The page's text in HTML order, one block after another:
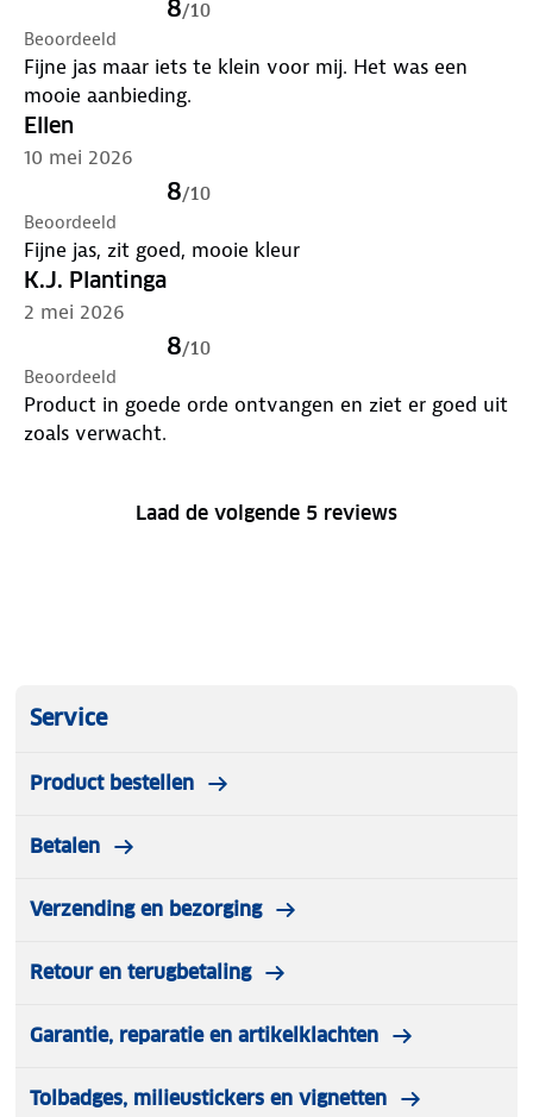
8/10
Beoordeeld
Fijne jas maar iets te klein voor mij. Het was een
mooie aanbieding.
Ellen
10 mei 2026
8/10
Beoordeeld
Fijne jas, zit goed, mooie kleur
K.J. Plantinga
2 mei 2026
8/10
Beoordeeld
Product in goede orde ontvangen en ziet er goed uit
zoals verwacht.
Laad de volgende 5 reviews
Service
Product bestellen
Betalen
Verzending en bezorging
Retour en terugbetaling
Garantie, reparatie en artikelklachten
Tolbadges, milieustickers en vignetten